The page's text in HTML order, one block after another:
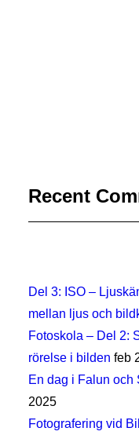
Recent
Del 3: ISO –
mellan ljus och
Fotoskola – Del 2:
rörelse i bilden feb
En dag i Falun
2025
Fotografering vid